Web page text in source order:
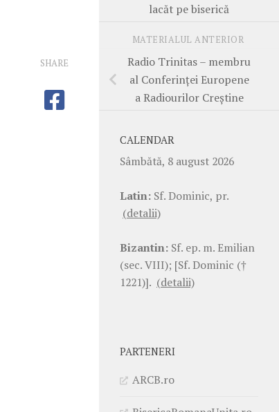
SHARE
lacăt pe biserică
MATERIALUL ANTERIOR
Radio Trinitas – membru
al Conferinţei Europene
a Radiourilor Creştine
CALENDAR
Sâmbătă, 8 august 2026
Latin: Sf. Dominic, pr.
(detalii)
Bizantin: Sf. ep. m. Emilian
(sec. VIII); [Sf. Dominic (†
1221)]. (detalii)
PARTENERI
ARCB.ro